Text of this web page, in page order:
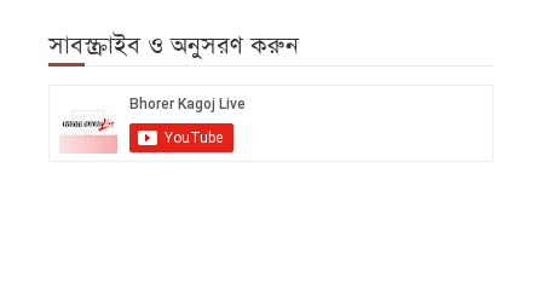
সাবস্ক্রাইব ও অনুসরণ করুন